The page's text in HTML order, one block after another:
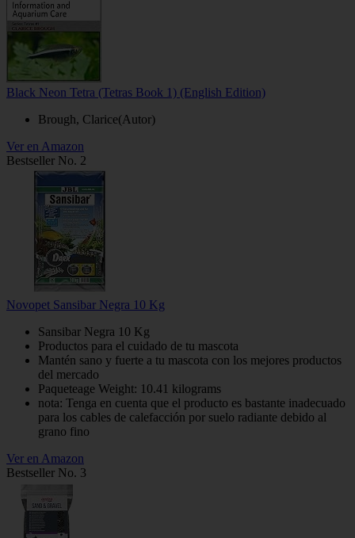
Black Neon Tetra (Tetras Book 1) (English Edition)
Brough, Clarice(Autor)
Ver en Amazon
Bestseller No. 2
Novopet Sansibar Negra 10 Kg
Sansibar Negra 10 Kg
Productos para el cuidado de tu mascota
Mantén sano y fuerte a tu mascota con los mejores productos
del mercado
Paqueteage Weight: 10.41 kilograms
nota: Tenga en cuenta que el producto es bastante inadecuado
para los cables de calefacción por suelo radiante debido al
grano fino
Ver en Amazon
Bestseller No. 3